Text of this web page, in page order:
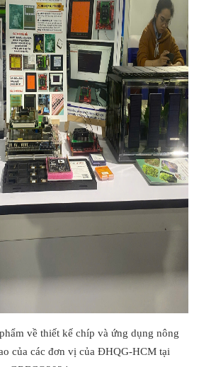
về thiết kế chíp và ứng dụng nông
của các đơn vị của ĐHQG-HCM tại